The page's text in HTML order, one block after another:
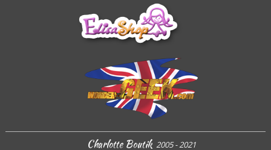
Charlotte Boutik 2005 - 2021